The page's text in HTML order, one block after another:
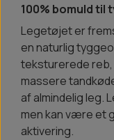
100% bomuld
Legetøjet er
en naturlig
teksturerede
massere
af almindelig leg.
men kan være et
aktivering.